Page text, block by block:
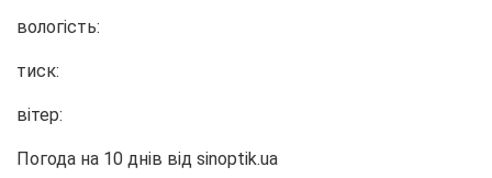
вологість:
тиск:
вітер:
Погода на 10 днів від sinoptik.ua